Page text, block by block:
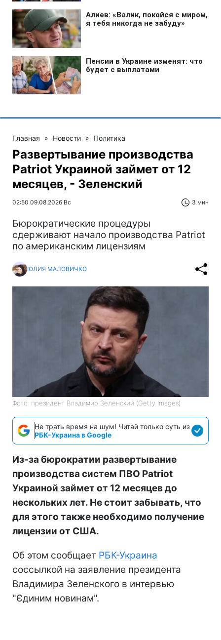
Главная » Новости » Политика
Развертывание производства
Patriot Украиной займет от 12
месяцев, - Зеленский
02:50 09.08.2026 Вс 3 мин
Бюрократические процедуры
сдерживают начало производства Patriot
по американским лицензиям
ЮЛИЯ МАЛОВИЧКО
Фото: президент Владимир Зеленский (Getty Images)
Не трать время на шум! Читай только суть из
РБК-Украина в Google
Из-за бюрократии развертывание
производства систем ПВО Patriot
Украиной займет от 12 месяцев до
нескольких лет. Не стоит забывать, что
для этого также необходимо получение
лицензии от США.
Об этом сообщает РБК-Украина
соссылкой на заявление президента
Владимира Зеленского в интервью
"Єдиним новинам".